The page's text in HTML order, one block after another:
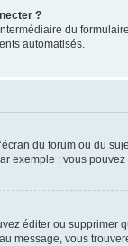
?
du
automatisés.
du forum ou du
exemple : vous
éditer ou
message, vous